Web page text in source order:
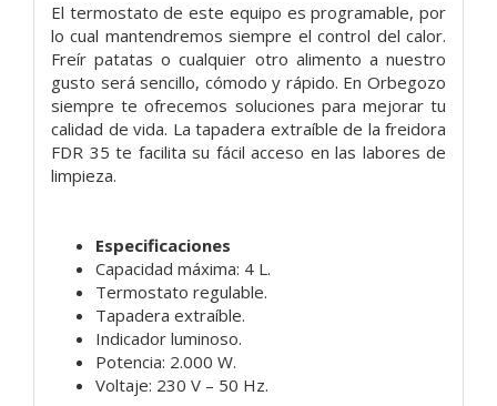
El termostato de este equipo es programable, por
lo cual mantendremos siempre el control del calor.
Freír patatas o cualquier otro alimento a nuestro
gusto será sencillo, cómodo y rápido. En Orbegozo
siempre te ofrecemos soluciones para mejorar tu
calidad de vida. La tapadera extraíble de la freidora
FDR 35 te facilita su fácil acceso en las labores de
limpieza.
Especificaciones
Capacidad máxima: 4 L.
Termostato regulable.
Tapadera extraíble.
Indicador luminoso.
Potencia: 2.000 W.
Voltaje: 230 V – 50 Hz.